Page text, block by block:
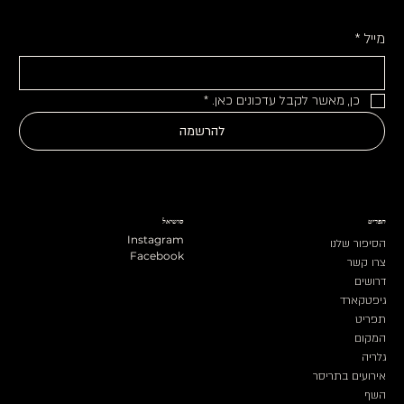
מייל *
כן, מאשר לקבל עדכונים כאן. *
להרשמה
תפריט
הסיפור שלנו
צרו קשר
דרושים
גיפטקארד
תפריט
המקום
גלריה
אירועים בתריסר
השף
סושיאל
Instagram
Facebook